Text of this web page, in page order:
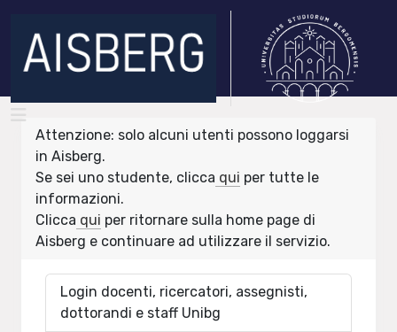
Attenzione: solo alcuni utenti possono loggarsi
in Aisberg.
Se sei uno studente, clicca qui per tutte le
informazioni.
Clicca qui per ritornare sulla home page di
Aisberg e continuare ad utilizzare il servizio.
Login docenti, ricercatori, assegnisti,
dottorandi e staff Unibg